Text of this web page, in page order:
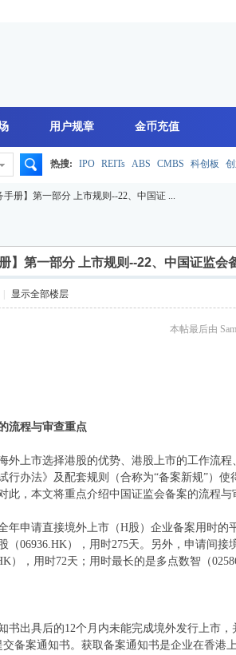
用户规章 金币充值
索
热搜: IPO REITs ABS CMBS 科创板
手册】第一部分 上市规则--22、中国证 ...
】第一部分 上市规则--22、中国证监会
显示全部楼层
本帖最后由
流程与审查重点
外上市选择港股的优势、港股上市的工作流
行办法》及配套规则（合称为“备案新规”）
此，本文将重点介绍中国证监会备案的流程与
年申请直接境外上市（H股）企业备案用时
（06936.HK），用时275天。另外，申请间
），用时72天；用时最长的是多点数智（
书出具后的12个月内未能完成境外发行上市
交备案通知书。获取备案通知书是企业在香